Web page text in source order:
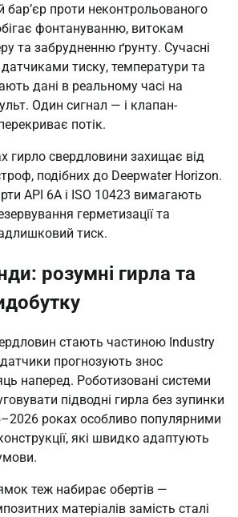
проти неконтрольованого
фонтануванню, витокам
та забрудненню ґрунту. Сучасні
тиску, температури та
дані в реальному часі на
Один сигнал — і клапан-
потік.
гирло свердловини захищає від
подібних до Deepwater Horizon.
API 6A і ISO 10423 вимагають
герметизації та
тиск.
розумні гирла та
стають частиною Industry
прогнозують знос
наперед. Роботизовані системи
підводні гирла без зупинки
роках особливо популярними
які швидко адаптують
теж набирає обертів —
матеріалів замість сталі